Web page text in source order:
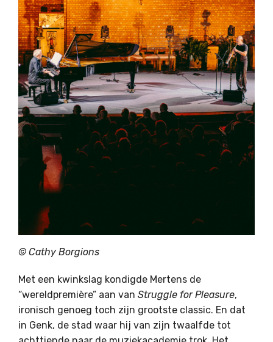
© Cathy Borgions
Met een kwinkslag kondigde Mertens de
“wereldpremière” aan van Struggle for Pleasure,
ironisch genoeg toch zijn grootste classic. En dat
in Genk, de stad waar hij van zijn twaalfde tot